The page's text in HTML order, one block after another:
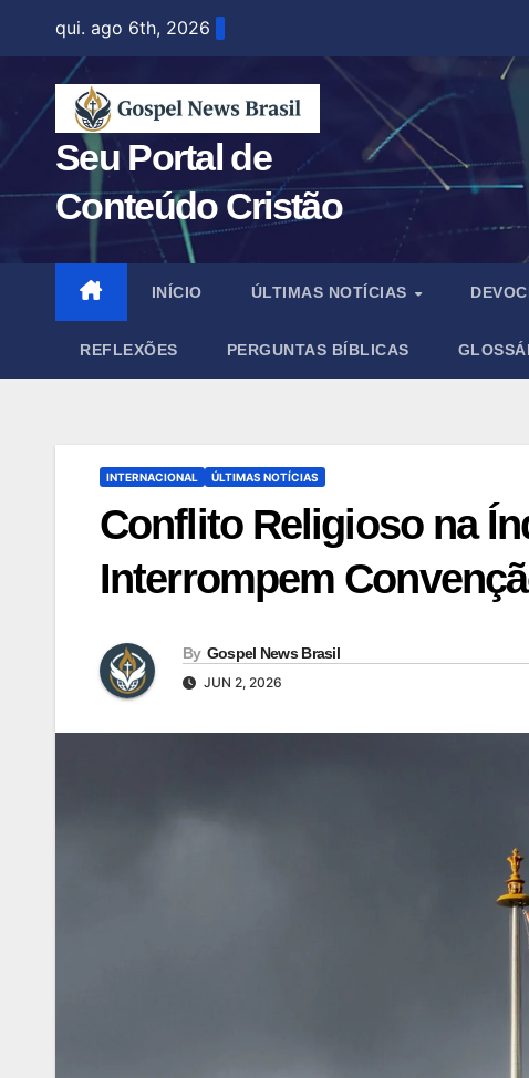
content
qui. ago 6th, 2026
Seu Portal de
Conteúdo Cristão
INÍCIO ÚLTIMAS NOTÍCIAS
REFLEXÕES PERGUNTAS BÍBLICAS
INTERNACIONAL ÚLTIMAS NOTÍCIAS
Conflito Religioso na
Interrompem
By Gospel News Brasil
JUN 2, 2026